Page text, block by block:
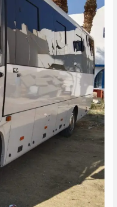
باص
الى
الساحل
الشمالي